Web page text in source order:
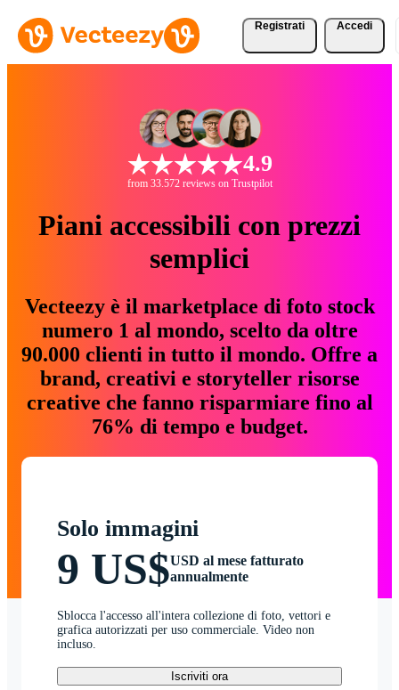
Registrati Accedi
4.9
from 33.572 reviews on Trustpilot
Piani accessibili con prezzi
semplici
Vecteezy è il marketplace di foto stock
numero 1 al mondo, scelto da oltre
90.000 clienti in tutto il mondo. Offre a
brand, creativi e storyteller risorse
creative che fanno risparmiare fino al
76% di tempo e budget.
Solo immagini
9 US$USD al mese fatturato
annualmente
Sblocca l'accesso all'intera collezione di foto, vettori e
grafica autorizzati per uso commerciale. Video non
incluso.
Iscriviti ora